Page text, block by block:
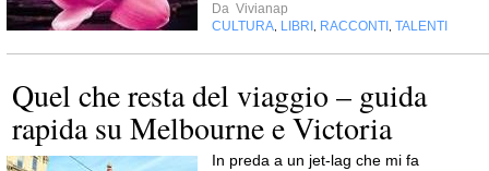
Da Vivianap
CULTURA, LIBRI , RACCONTI , TALENTI
Quel che resta del viaggio – guida
rapida su Melbourne e Victoria
In preda a un jet-lag che mi fa